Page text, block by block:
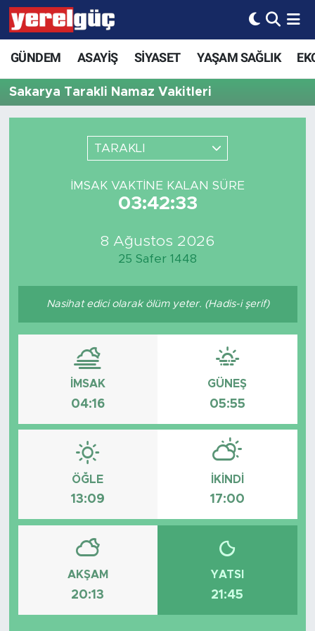
GÜNDEM ASAYİŞ SİYASET YAŞAM SAĞLIK
Sakarya Tarakli Namaz Vakitleri
TARAKLI
İMSAK VAKTINE KALAN SÜRE
03:42:33
8 Ağustos 2026
25 Safer 1448
Nasihat edici olarak ölüm yeter. (Hadis-i şerif)
İMSAK
04:16
GÜNEŞ
05:55
ÖĞLE
13:09
İKINDI
17:00
AKŞAM
20:13
YATSI
21:45